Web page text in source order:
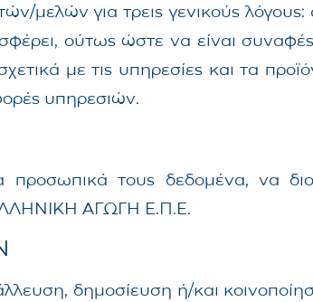
μελών για τρεις γενικούς
ούτως ώστε να είναι συναφές
με τις υπηρεσίες και τα
υπηρεσιών.
προσωπικά τους δεδομένα, να
ΑΓΩΓΗ Ε.Π.Ε.
δημοσίευση ή/και